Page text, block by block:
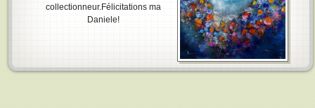
collectionneur.Félicitations ma
Daniele!